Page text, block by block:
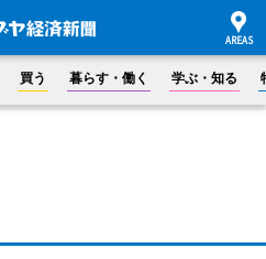
買う 暮らす・働く 学ぶ・知る